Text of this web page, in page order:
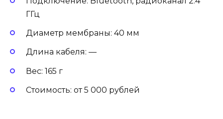
ГГц
Диаметр мембраны: 40 мм
Длина кабеля: —
Вес: 165 г
Стоимость: от 5 000 рублей